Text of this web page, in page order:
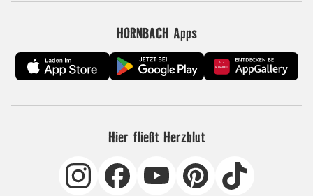
HORNBACH Apps
Hier fließt Herzblut